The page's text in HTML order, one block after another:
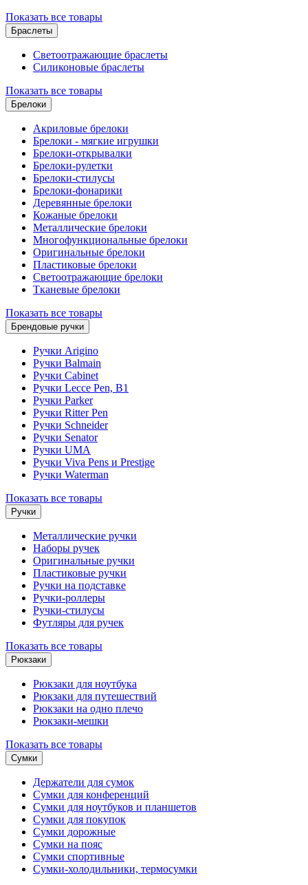
Показать все товары
Браслеты
Светоотражающие браслеты
Силиконовые браслеты
Показать все товары
Брелоки
Акриловые брелоки
Брелоки - мягкие игрушки
Брелоки-открывалки
Брелоки-рулетки
Брелоки-стилусы
Брелоки-фонарики
Деревянные брелоки
Кожаные брелоки
Металлические брелоки
Многофункциональные брелоки
Оригинальные брелоки
Пластиковые брелоки
Светоотражающие брелоки
Тканевые брелоки
Показать все товары
Брендовые ручки
Ручки Arigino
Ручки Balmain
Ручки Cabinet
Ручки Lecce Pen, B1
Ручки Parker
Ручки Ritter Pen
Ручки Schneider
Ручки Senator
Ручки UMA
Ручки Viva Pens и Prestige
Ручки Waterman
Показать все товары
Ручки
Металлические ручки
Наборы ручек
Оригинальные ручки
Пластиковые ручки
Ручки на подставке
Ручки-роллеры
Ручки-стилусы
Футляры для ручек
Показать все товары
Рюкзаки
Рюкзаки для ноутбука
Рюкзаки для путешествий
Рюкзаки на одно плечо
Рюкзаки-мешки
Показать все товары
Сумки
Держатели для сумок
Сумки для конференций
Сумки для ноутбуков и планшетов
Сумки для покупок
Сумки дорожные
Сумки на пояс
Сумки спортивные
Сумки-холодильники, термосумки